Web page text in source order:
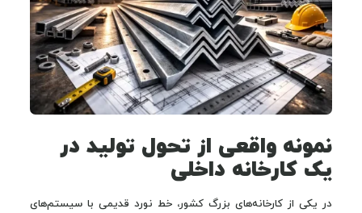
نمونه واقعی از تحول تولید در
یک کارخانه داخلی
در یکی از کارخانه‌های بزرگ کشور، خط نورد قدیمی با سیستم‌های